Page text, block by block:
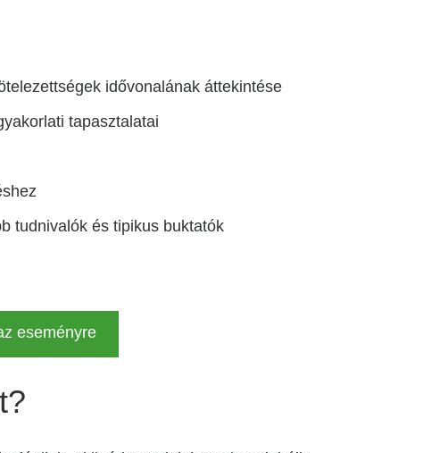
idővonalának áttekintése
tapasztalatai
tudnivalók és tipikus buktatók
eseményre